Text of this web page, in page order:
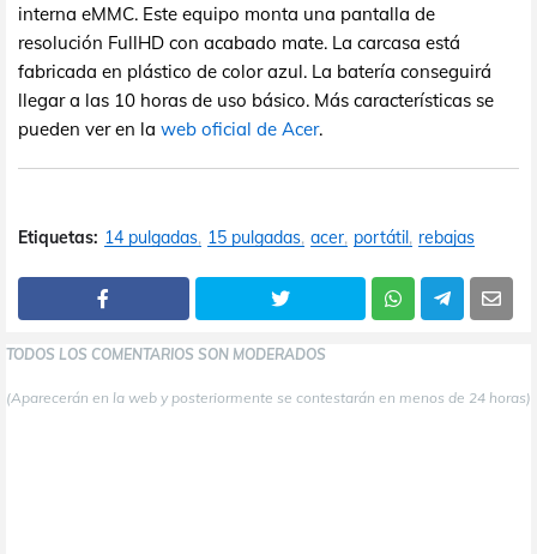
interna eMMC. Este equipo monta una pantalla de
resolución FullHD con acabado mate. La carcasa está
fabricada en plástico de color azul. La batería conseguirá
llegar a las 10 horas de uso básico. Más características se
pueden ver en la web oficial de Acer.
Etiquetas: 14 pulgadas 15 pulgadas acer portátil rebajas
TODOS LOS COMENTARIOS SON MODERADOS
(Aparecerán en la web y posteriormente se contestarán en menos de 24 horas)